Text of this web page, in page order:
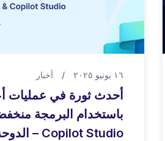
١٦ يونيو ٢٠٢٥ / أخبار
أحدث ثورة في عمليات
باستخدام البرمجة
Copilot Studio – الدوحة